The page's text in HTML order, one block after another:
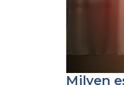
Milyen